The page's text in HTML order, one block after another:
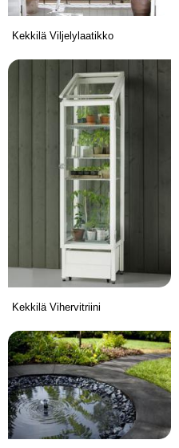
Kekkilä Viljelylaatikko
Kekkilä Vihervitriini